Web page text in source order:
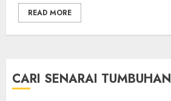
READ MORE
CARI SENARAI TUMBUHAN